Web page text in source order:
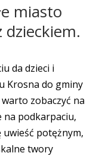
miasto
dzieckiem.
da dzieci i
Krosna do gminy
zobaczyć na
na podkarpaciu,
potężnym,
twory